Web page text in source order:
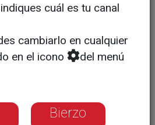
cuál es tu canal
cambiarlo en cualquier
en el icono
del menú
Bierzo